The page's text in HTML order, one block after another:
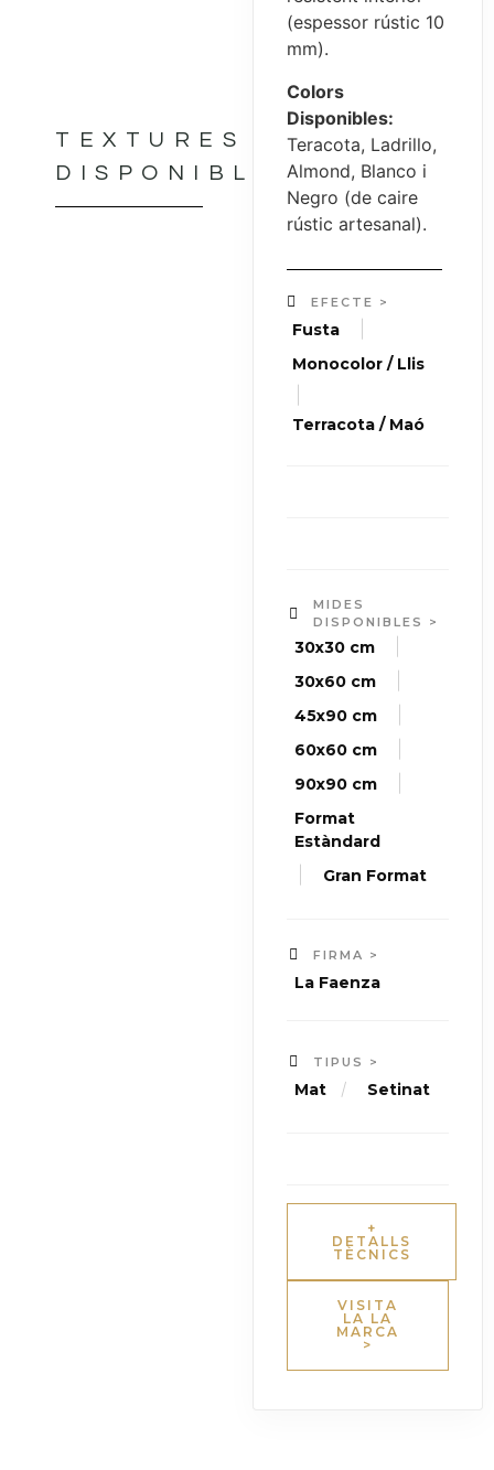
TEXTURES
DISPONIBLES
(espessor rústic 10
mm).
Colors
Disponibles:
Teracota, Ladrillo,
Almond, Blanco i
Negro (de caire
rústic artesanal).
EFECTE >
Fusta
Monocolor / Llis
Terracota / Maó
MIDES
DISPONIBLES >
30x30 cm
30x60 cm
45x90 cm
60x60 cm
90x90 cm
Format
Estàndard
Gran Format
FIRMA >
La Faenza
TIPUS >
Mat / Setinat
+
DETALLS
TÈCNICS
VISITA
LA LA
MARCA
>